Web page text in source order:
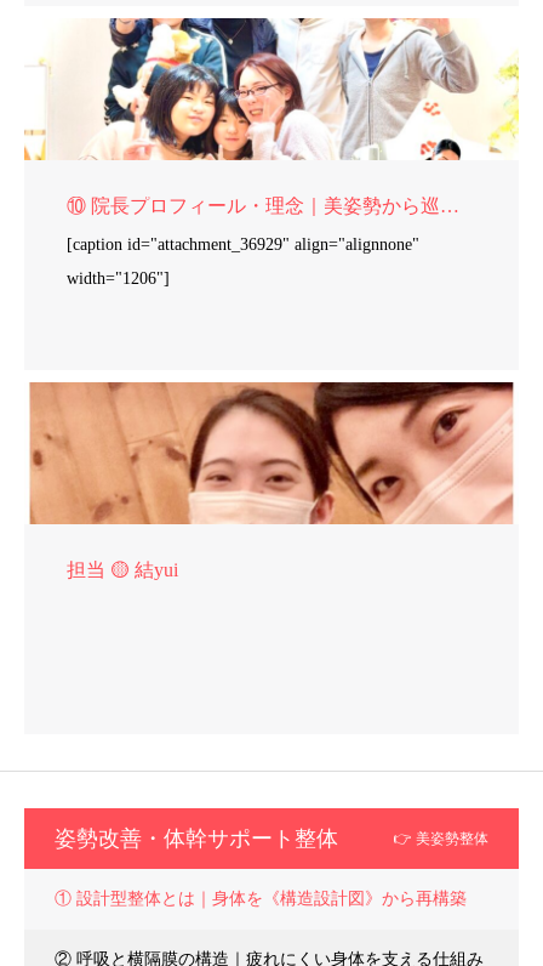
⑩ 院長プロフィール・理念｜美姿勢から巡りを再生する
[caption id="attachment_36929" align="alignnone"
width="1206"]
担当 🟡 結yui
姿勢改善・体幹サポート整体 👉 美姿勢整体
① 設計型整体とは｜身体を《構造設計図》から再構築
② 呼吸と横隔膜の構造｜疲れにくい身体を支える仕組み